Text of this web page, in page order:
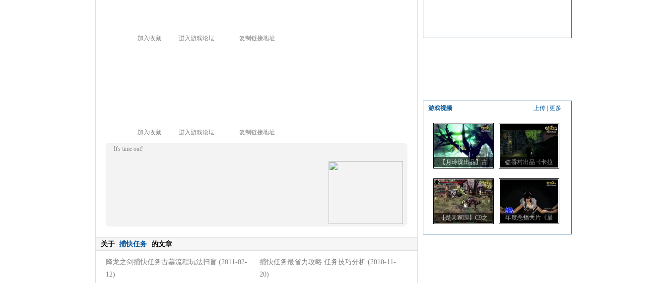
加入收藏 进入游戏论坛 复制链接地址
加入收藏 进入游戏论坛 复制链接地址
It's time out!
关于 捕快任务 的文章
降龙之剑捕快任务古墓流程玩法扫盲 (2011-02-
12)
捕快任务最省力攻略 任务技巧分析 (2010-11-
20)
上传 更多
游戏视频
【月玲珑出品】古 盗香村出品《卡拉
【楚天家园】C9之 年度恶搞大片《最